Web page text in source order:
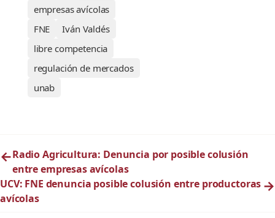
empresas avícolas
FNE
Iván Valdés
libre competencia
regulación de mercados
unab
←Radio Agricultura: Denuncia por posible colusión
entre empresas avícolas
UCV: FNE denuncia posible colusión entre productoras
avícolas
→